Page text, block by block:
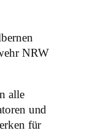
NRW
alle
und
für